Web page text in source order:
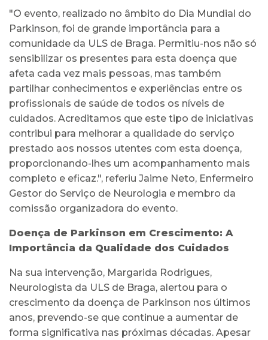
"O evento, realizado no âmbito do Dia Mundial do
Parkinson, foi de grande importância para a
comunidade da ULS de Braga. Permitiu-nos não só
sensibilizar os presentes para esta doença que
afeta cada vez mais pessoas, mas também
partilhar conhecimentos e experiências entre os
profissionais de saúde de todos os níveis de
cuidados. Acreditamos que este tipo de iniciativas
contribui para melhorar a qualidade do serviço
prestado aos nossos utentes com esta doença,
proporcionando-lhes um acompanhamento mais
completo e eficaz.", referiu Jaime Neto, Enfermeiro
Gestor do Serviço de Neurologia e membro da
comissão organizadora do evento.
Doença de Parkinson em Crescimento: A
Importância da Qualidade dos Cuidados
Na sua intervenção, Margarida Rodrigues,
Neurologista da ULS de Braga, alertou para o
crescimento da doença de Parkinson nos últimos
anos, prevendo-se que continue a aumentar de
forma significativa nas próximas décadas. Apesar